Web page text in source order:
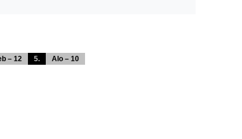
– 12 5. Alo – 10